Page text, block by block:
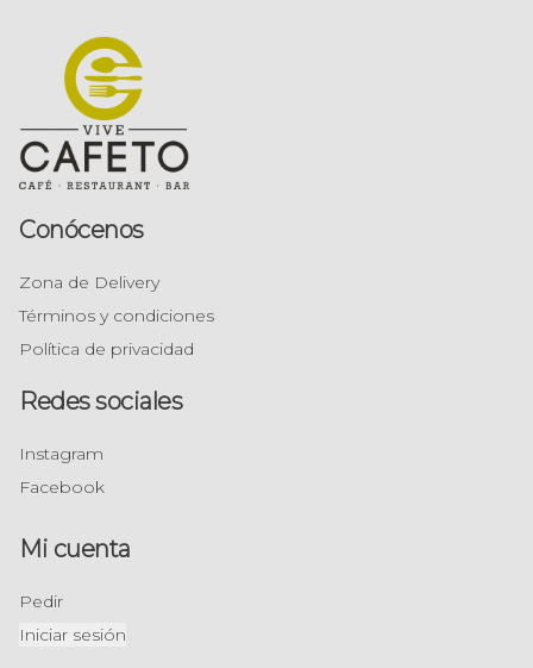
Conócenos
Zona de Delivery
Términos y condiciones
Política de privacidad
Redes sociales
Instagram
Facebook
Mi cuenta
Pedir
Iniciar sesión